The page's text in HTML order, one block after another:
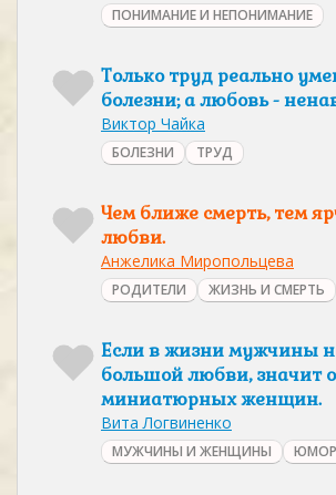
ПОНИМАНИЕ И НЕПОНИМАНИЕ
Только труд реально
болезни; а любовь -
Виктор Чайка
БОЛЕЗНИ ТРУД
Чем ближе смерть, тем
любви.
Анжелика Миропольцева
РОДИТЕЛИ ЖИЗНЬ И СМЕРТЬ
Если в жизни мужчины
большой любви, значит
миниатюрных женщин.
Вита Логвиненко
МУЖЧИНЫ И ЖЕНЩИНЫ ЮМОР